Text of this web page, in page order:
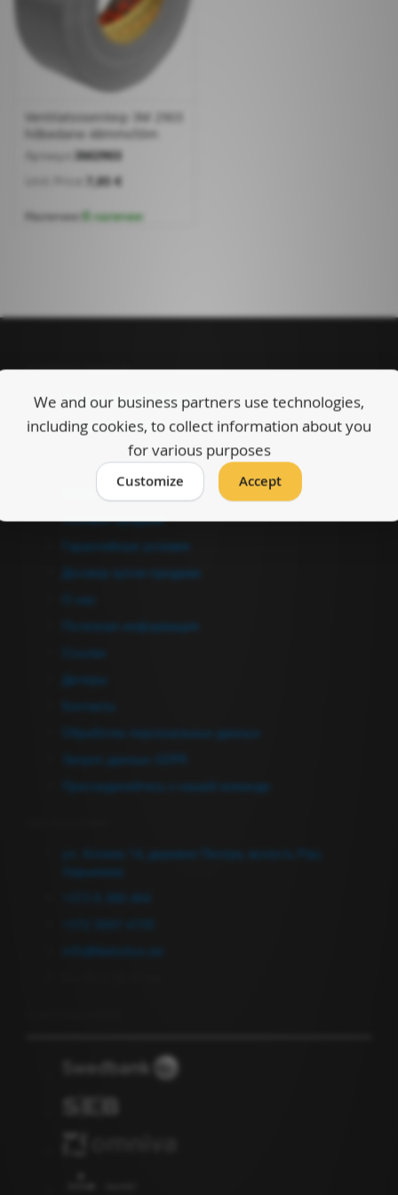
We and our business partners use technologies,
including cookies, to collect information about you
for various purposes
Customize Accept
Ventilatsiooniteip 3M 2903
hõbedane 48mmx50m
Артикул: 3M2903
7,85 €
Наличие:В наличии
Управление аккаунтом
Управление аккаунтом
Оформить заказ
Каталоги
Условия продажи
Гарантийные условия
Договор купли-продажи
О нас
Полезная информация
Ссылки
Дилеры
Контакты
Обработка персональных данных
Запрос данных GDPR
Присоединяйтесь к нашей команде
ул. Аллика 14, деревня Пеэтри, волость Рае,
Харьюмаа